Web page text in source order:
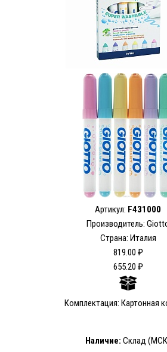
Артикул: F431000
Производитель:
Страна: Италия
819.00 ₽
655.20 ₽
Комплектация: Картонная
Наличие: Склад